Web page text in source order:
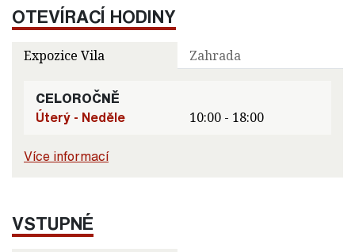
OTEVÍRACÍ HODINY
Expozice Vila Zahrada
CELOROČNĚ
Úterý - Neděle
10:00 - 18:00
Více informací
VSTUPNÉ